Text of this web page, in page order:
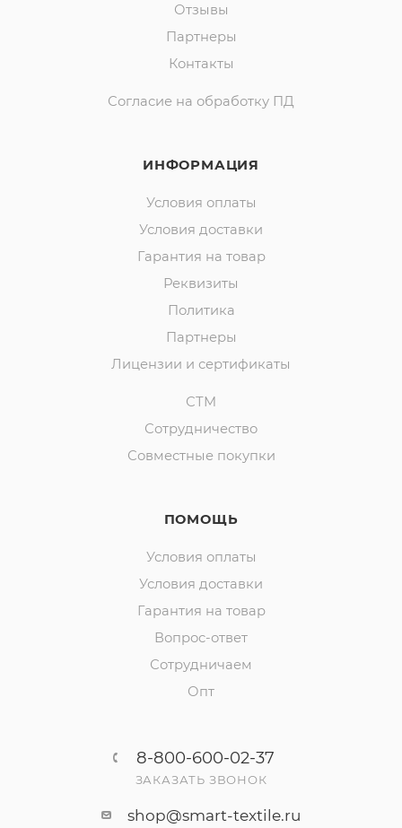
Отзывы
Партнеры
Контакты
Согласие на обработку ПД
ИНФОРМАЦИЯ
Условия оплаты
Условия доставки
Гарантия на товар
Реквизиты
Политика
Партнеры
Лицензии и сертификаты
СТМ
Сотрудничество
Совместные покупки
ПОМОЩЬ
Условия оплаты
Условия доставки
Гарантия на товар
Вопрос-ответ
Сотрудничаем
Опт
8-800-600-02-37
ЗАКАЗАТЬ ЗВОНОК
shop@smart-textile.ru